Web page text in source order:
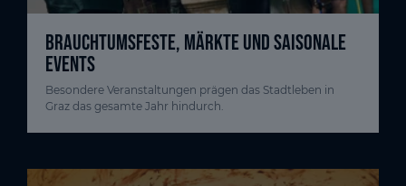
BRAUCHTUMSFESTE, MÄRKTE UND SAISONALE
EVENTS
Besondere Veranstaltungen prägen das Stadtleben in
Graz das gesamte Jahr hindurch.